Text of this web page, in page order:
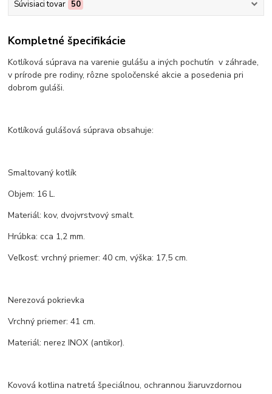
Súvisiaci tovar 50
Kompletné špecifikácie
Kotlíková súprava na varenie gulášu a iných pochutín v záhrade,
v prírode pre rodiny, rôzne spoločenské akcie a posedenia pri
dobrom guláši.
Kotlíková gulášová súprava obsahuje:
Smaltovaný kotlík
Objem: 16 L.
Materiál: kov, dvojvrstvový smalt.
Hrúbka: cca 1,2 mm.
Veľkosť: vrchný priemer: 40 cm, výška: 17,5 cm.
Nerezová pokrievka
Vrchný priemer: 41 cm.
Materiál: nerez INOX (antikor).
Kovová kotlina natretá špeciálnou, ochrannou žiaruvzdornou